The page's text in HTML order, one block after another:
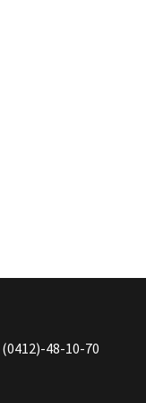
(0412)-48-10-70